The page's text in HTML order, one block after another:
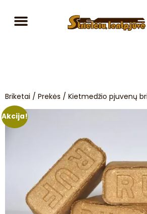
Briketai / Prekės / Kietmedžio pjuvenų
Akcija!